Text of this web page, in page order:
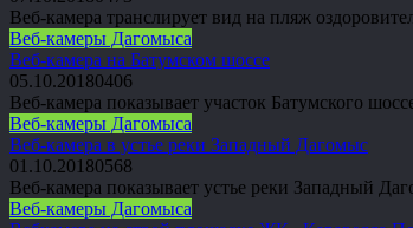
Веб-камера транслирует вид на пляж
Веб-камеры Дагомыса
Веб-камера на Батумском шоссе
05.10.20180406
Веб-камера показывает участок Батумского
Веб-камеры Дагомыса
Веб-камера в устье реки Западный Дагомыс
01.10.20180568
Веб-камера показывает устье реки Западный
Веб-камеры Дагомыса